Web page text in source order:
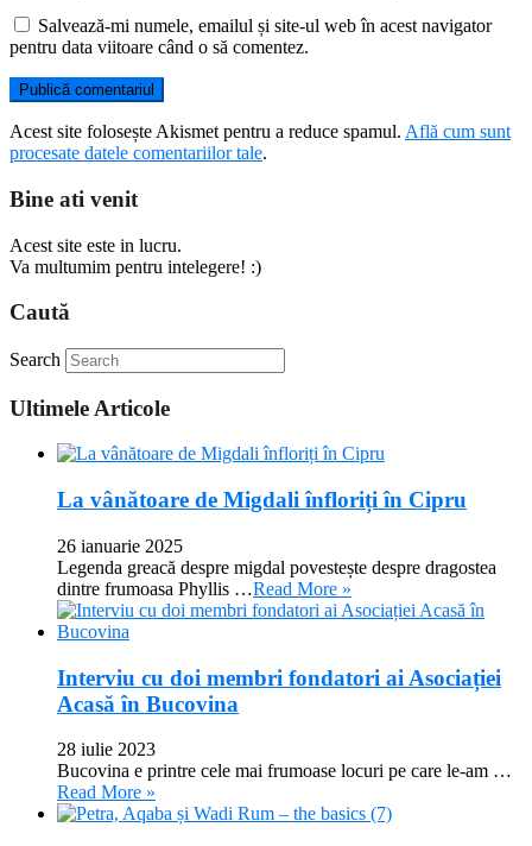
Salvează-mi numele, emailul și site-ul web în acest navigator
pentru data viitoare când o să comentez.
Acest site folosește Akismet pentru a reduce spamul. Află cum sunt
procesate datele comentariilor tale.
Bine ati venit
Acest site este in lucru.
Va multumim pentru intelegere! :)
Caută
Search
Ultimele Articole
La vânătoare de Migdali înfloriți în Cipru
26 ianuarie 2025
Legenda greacă despre migdal povestește despre dragostea
dintre frumoasa Phyllis …Read More »
Interviu cu doi membri fondatori ai Asociației
Acasă în Bucovina
28 iulie 2023
Bucovina e printre cele mai frumoase locuri pe care le-am …
Read More »